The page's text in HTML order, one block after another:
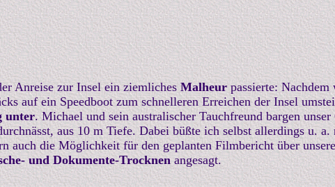
Anreise zur Insel ein ziemlichesMalheurpassierte: Nachdem
auf ein Speedboot zum schnelleren Erreichen der Insel
unter. Michael und sein australischer Tauchfreund bargen
aus 10 m Tiefe. Dabei büßte ich selbst allerdings u.
auch die Möglichkeit für den geplanten Filmbericht über
und Dokumente-Trocknen angesagt.